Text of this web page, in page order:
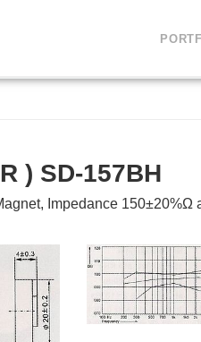
) SD-157BH
Impedance 150±20%Ω